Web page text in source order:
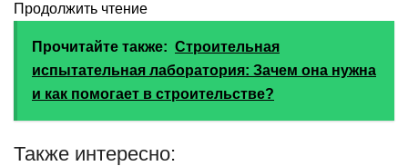
Продолжить чтение
Прочитайте также: Строительная
испытательная лаборатория: Зачем она нужна
и как помогает в строительстве?
Также интересно: